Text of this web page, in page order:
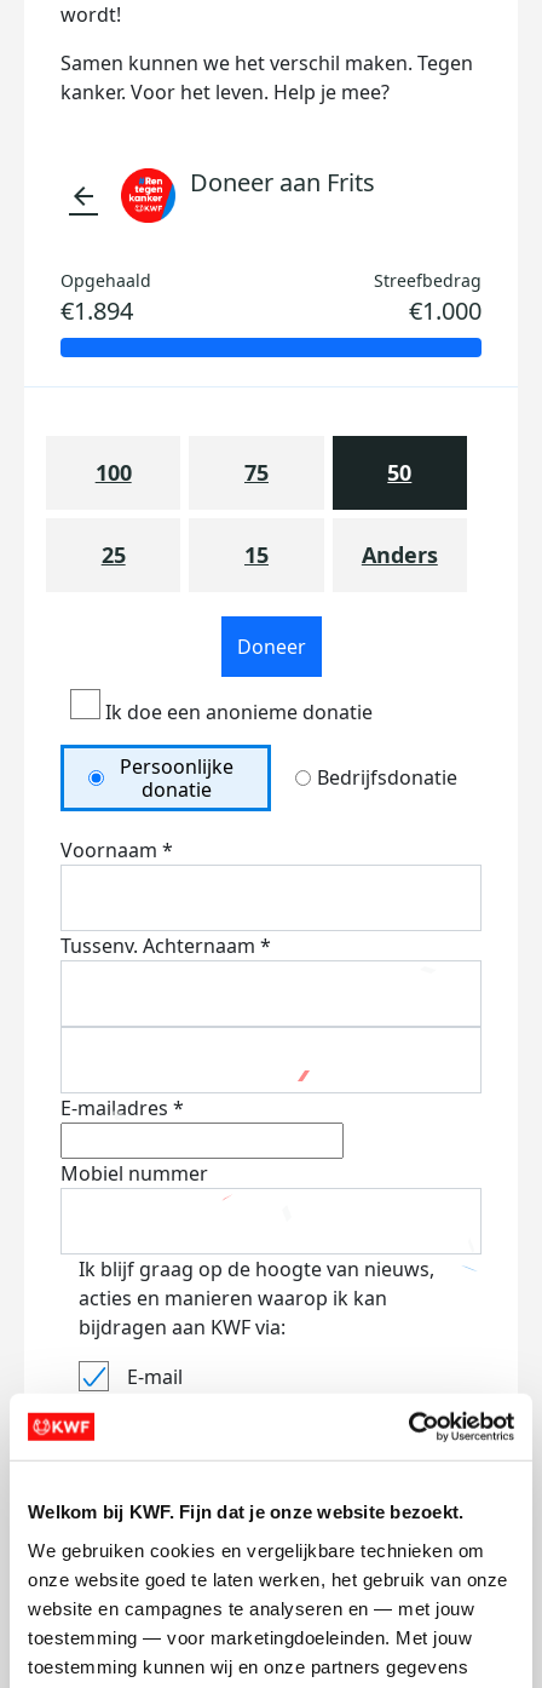
Welkom bij KWF. Fijn dat je onze website bezoekt.
We gebruiken cookies en vergelijkbare technieken om
onze website goed te laten werken, het gebruik van onze
website en campagnes te analyseren en — met jouw
toestemming — voor marketingdoeleinden. Met jouw
toestemming kunnen wij en onze partners gegevens
wordt!
Samen kunnen we het verschil maken. Tegen
kanker. Voor het leven. Help je mee?
arrow_back Doneer aan Frits
Opgehaald
€1.894
Streefbedrag
€1.000
100 75 50
25 15 Anders
Doneer
Ik doe een anonieme donatie
Persoonlijke
donatie
Bedrijfsdonatie
Voornaam *
Tussenv. Achternaam *
E-mailadres *
Mobiel nummer
Ik blijf graag op de hoogte van nieuws,
acties en manieren waarop ik kan
bijdragen aan KWF via:
E-mail
Lees
persoonsgegevens.
(optioneel)
0/150
Naam die op de pagina verschijnt